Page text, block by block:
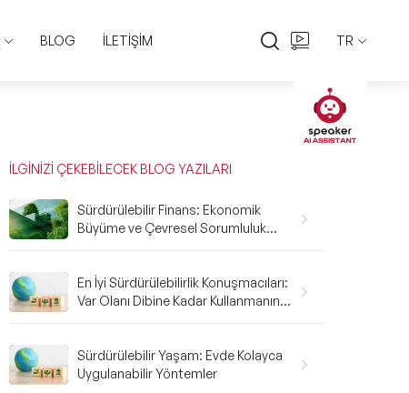
BLOG İLETİŞİM TR
EN
TR
İLGİNİZİ ÇEKEBİLECEK BLOG YAZILARI
Sürdürülebilir Finans: Ekonomik
Büyüme ve Çevresel Sorumluluk
En İyi Sürdürülebilirlik Konuşmacıları:
Var Olanı Dibine Kadar Kullanmanın
Sürdürülebilir Yaşam: Evde Kolayca
Uygulanabilir Yöntemler